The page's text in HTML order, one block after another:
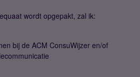
wordt opgepakt, zal ik:
bij de ACM ConsuWijzer en/of